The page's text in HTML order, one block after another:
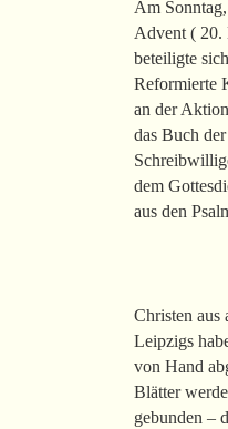
Am
Advent ( 20.
beteiligte
Reformierte
an der
das Buch
dem
aus den
Christen aus
Leipzigs
von Hand
Blätter
gebunden –